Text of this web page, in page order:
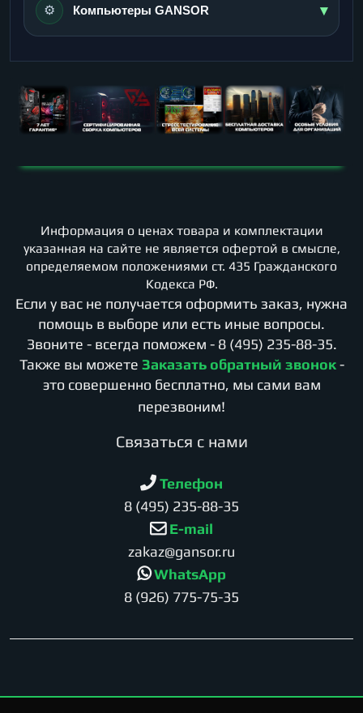
⚙️ Компьютеры GANSOR ▾
Информация о ценах товара и комплектации
указанная на сайте не является офертой в смысле,
определяемом положениями ст. 435 Гражданского
Кодекса РФ.
Если у вас не получается оформить заказ, нужна
помощь в выборе или есть иные вопросы.
Звоните - всегда поможем - 8 (495) 235-88-35.
Также вы можете Заказать обратный звонок -
это совершенно бесплатно, мы сами вам
перезвоним!
Cвязаться с нами
Телефон
8 (495) 235-88-35
E-mail
zakaz@gansor.ru
WhatsApp
8 (926) 775-75-35